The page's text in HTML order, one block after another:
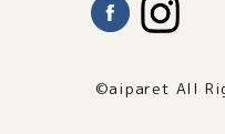
©aiparet All